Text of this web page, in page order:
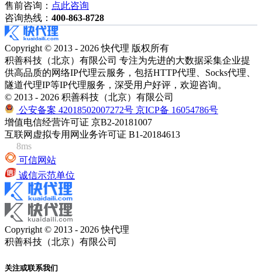
售前咨询： 点此咨询
咨询热线： 400-863-8728
Copyright © 2013 - 2026 快代理 版权所有
积善科技（北京）有限公司 专注为先进的大数据采集企业提
供高品质的网络IP代理云服务，包括HTTP代理、Socks代理、
隧道代理IP等IP代理服务，深受用户好评，欢迎咨询。
© 2013 - 2026 积善科技（北京）有限公司
公安备案 42018502007272号 京ICP备 16054786号
增值电信经营许可证 京B2-20181007
互联网虚拟专用网业务许可证 B1-20184613
8ms
可信网站
诚信示范单位
Copyright © 2013 - 2026 快代理
积善科技（北京）有限公司
关注或联系我们